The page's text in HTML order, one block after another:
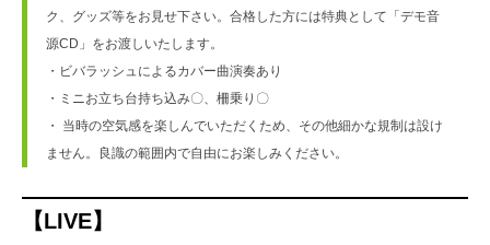
ク、グッズ等をお見せ下さい。合格した方には特典として「デモ音
源CD」をお渡しいたします。
・ビバラッシュによるカバー曲演奏あり
・ミニお立ち台持ち込み〇、柵乗り〇
・ 当時の空気感を楽しんでいただくため、その他細かな規制は設け
ません。良識の範囲内で自由にお楽しみください。
【LIVE】